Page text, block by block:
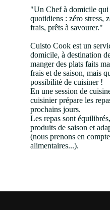
"Un Chef à domicile qui
quotidiens : zéro stress,
frais, prêts à savourer."
Cuisto Cook est un
domicile, à destination
manger des plats faits
frais et de saison, mais
possibilité de cuisiner !
En une session de
cuisinier prépare les
prochains jours.
Les repas sont
produits de saison et
(nous prenons en
alimentaires...).